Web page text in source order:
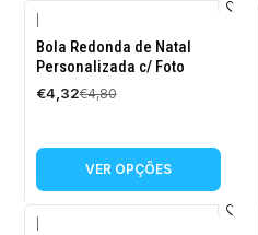
-10%
DESCONTO
Bola Redonda de Natal
Personalizada c/ Foto
€4,32€4,80
VER OPÇÕES